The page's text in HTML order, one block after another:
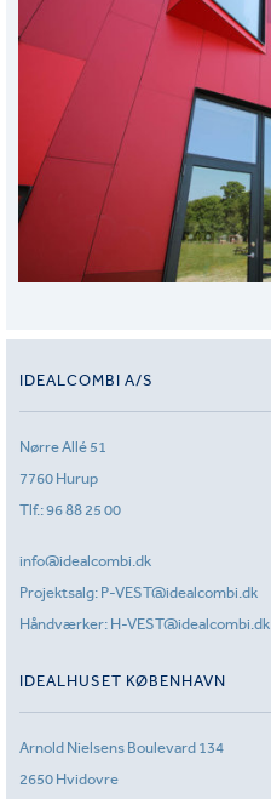
IDEALCOMBI A/S
Nørre Allé 51
7760 Hurup
Tlf.:96 88 25 00
info@idealcombi.dk
Projektsalg: P-VEST@idealcombi.dk
Håndværker: H-VEST@idealcombi.dk
IDEALHUSET KØBENHAVN
Arnold Nielsens Boulevard 134
2650 Hvidovre